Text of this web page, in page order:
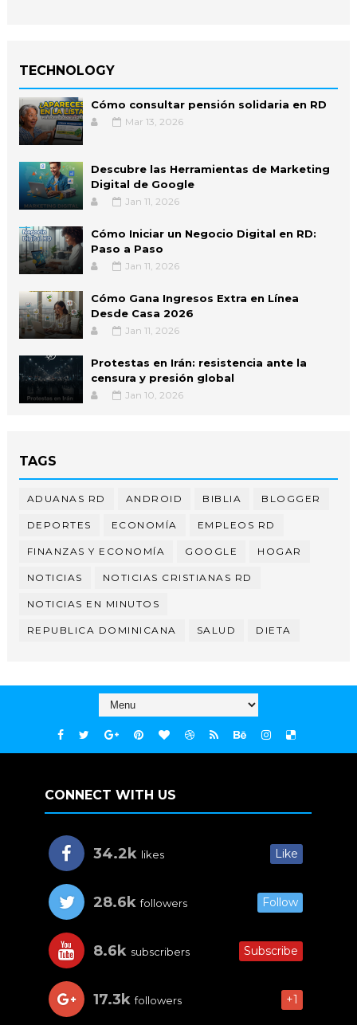
TECHNOLOGY
Cómo consultar pensión solidaria en RD
Mar 13, 2026
Descubre las Herramientas de Marketing
Digital de Google
Jan 11, 2026
Cómo Iniciar un Negocio Digital en RD:
Paso a Paso
Jan 11, 2026
Cómo Gana Ingresos Extra en Línea
Desde Casa 2026
Jan 11, 2026
Protestas en Irán: resistencia ante la
censura y presión global
Jan 10, 2026
TAGS
ADUANAS RD ANDROID BIBLIA BLOGGER
DEPORTES ECONOMÍA EMPLEOS RD
FINANZAS Y ECONOMÍA GOOGLE HOGAR
NOTICIAS NOTICIAS CRISTIANAS RD
NOTICIAS EN MINUTOS
REPUBLICA DOMINICANA SALUD DIETA
CONNECT WITH US
34.2k likes Like
28.6k followers Follow
8.6k subscribers Subscribe
17.3k followers +1